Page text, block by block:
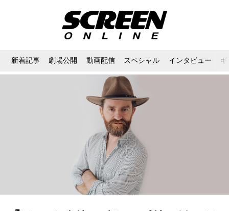
新着記事 劇場公開 動画配信 スペシャル インタビュー